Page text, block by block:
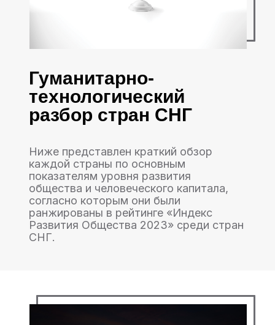
Ниже представлен краткий обзор
каждой страны по основным
показателям уровня развития
общества и человеческого капитала,
согласно которым они были
ранжированы в рейтинге «Индекс
Развития Общества 2023» среди стран
СНГ.
Гуманитарно-
технологический
разбор стран СНГ